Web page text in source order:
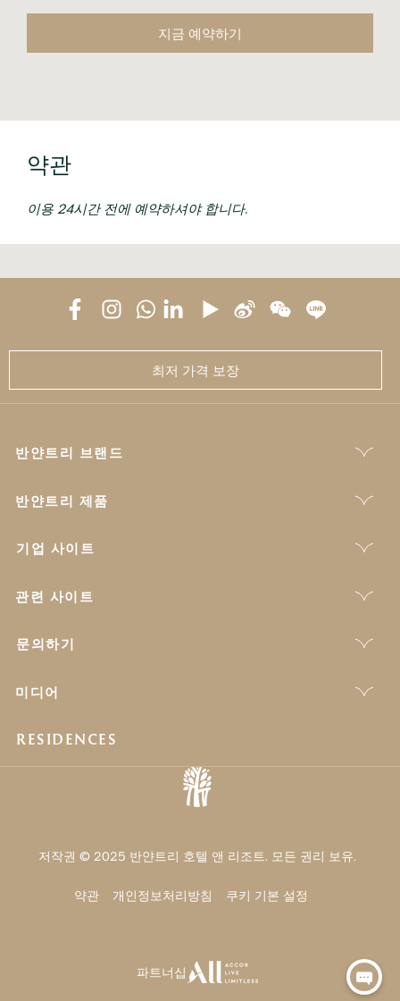
지금 예약하기
약관
이용 24시간 전에 예약하셔야 합니다.
최저 가격 보장
반얀트리 브랜드
반얀트리 제품
기업 사이트
관련 사이트
문의하기
미디어
RESIDENCES
저작권 © 2025 반얀트리 호텔 앤 리조트. 모든 권리 보유.
약관 개인정보처리방침 쿠키 기본 설정
파트너십